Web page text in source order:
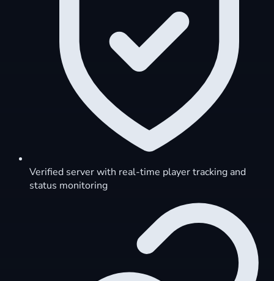
Verified server with real-time player tracking and
status monitoring